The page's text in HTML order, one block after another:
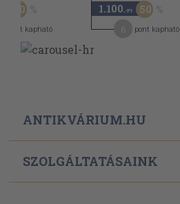
50
pont kapható
1.100 ,-Ft 50
pont kapható
ANTIKVÁRIUM.HU
SZOLGÁLTATÁSAINK